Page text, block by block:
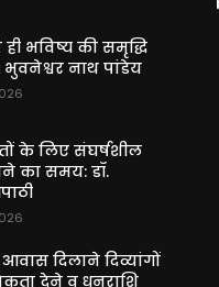
भविष्य की समृद्धि
नाथ पांडेय
के लिए संघर्षशील
का समय: डॉ.
दिलाने दिव्यांगों
देने व धनराशि